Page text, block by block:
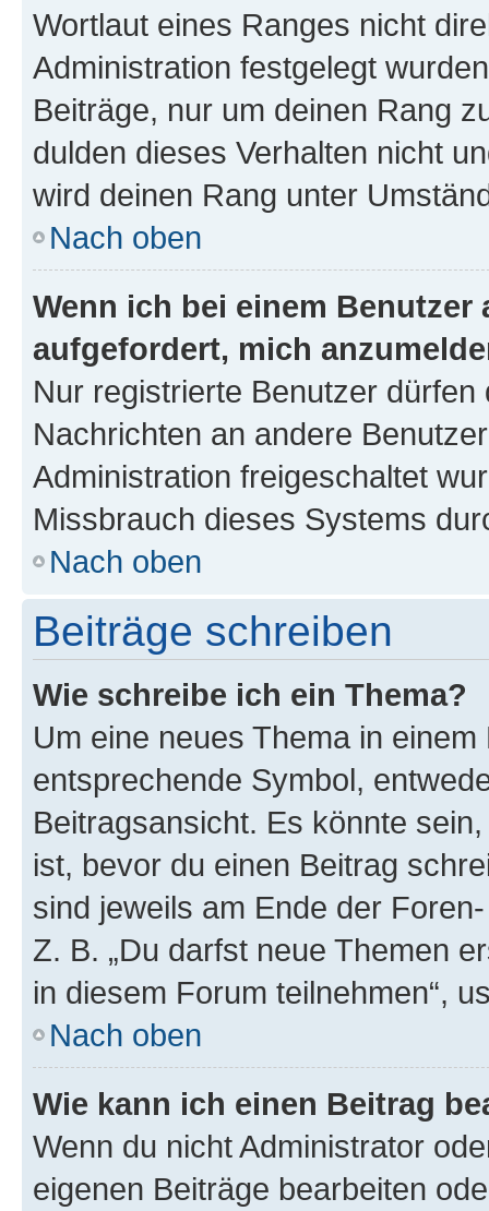
Wortlaut eines Ranges nicht
Administration festgelegt
Beiträge, nur um deinen Rang
dulden dieses Verhalten nicht
wird deinen Rang unter
Nach oben
Wenn ich bei einem
aufgefordert, mich
Nur registrierte Benutzer
Nachrichten an andere
Administration freigeschaltet
Missbrauch dieses Systems
Nach oben
Beiträge schreiben
Wie schreibe ich ein Thema?
Um eine neues Thema in
entsprechende Symbol,
Beitragsansicht. Es könnte
ist, bevor du einen Beitrag
sind jeweils am Ende der
Z. B. „Du darfst neue Themen
in diesem Forum teilnehmen“,
Nach oben
Wie kann ich einen Beitrag
Wenn du nicht Administrator
eigenen Beiträge bearbeiten